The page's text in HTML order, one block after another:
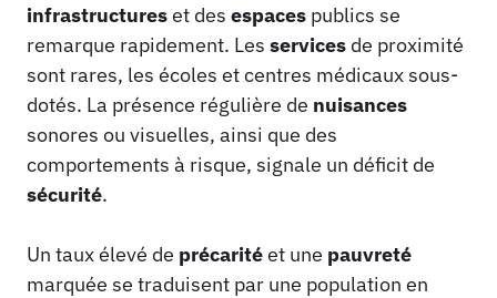
infrastructureset des espaces publics se
remarque rapidement. Les services de proximité
sont rares, les écoles et centres médicaux sous-
dotés. La présence régulière de nuisances
sonores ou visuelles, ainsi que des
comportements à risque, signale un déficit de
sécurité.
Un taux élevé de précaritéet une pauvreté
marquée se traduisent par une population en